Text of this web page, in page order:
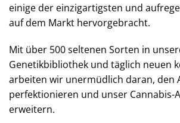
einige der einzigartigsten und
auf dem Markt hervorgebracht.
Mit über 500 seltenen Sorten in
Genetikbibliothek und täglich neuen
arbeiten wir unermüdlich daran, den
perfektionieren und unser Cannabis-
erweitern.